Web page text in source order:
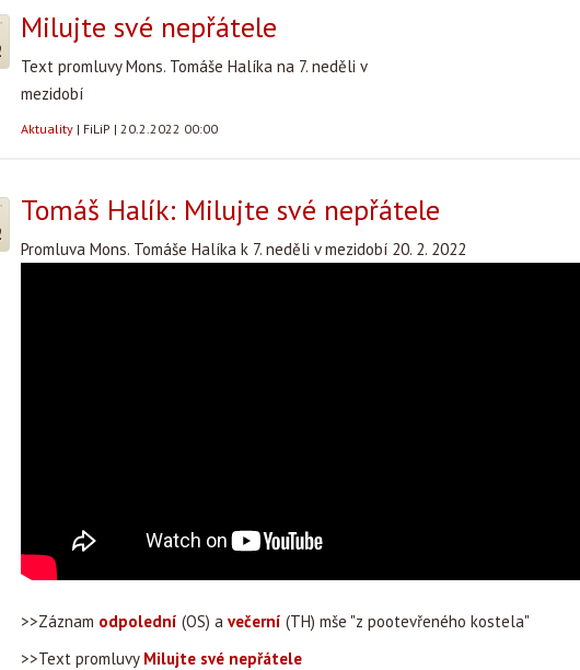
Milujte své nepřátele
Text promluvy Mons. Tomáše Halíka na 7. neděli v
mezidobí
Aktuality | FiLiP | 20.2.2022 00:00
Tomáš Halík: Milujte své nepřátele
Promluva Mons. Tomáše Halíka k 7. neděli v mezidobí 20. 2. 2022
>>Záznam odpolední (OS) a večerní (TH) mše "z pootevřeného kostela"
>>Text promluvy Milujte své nepřátele